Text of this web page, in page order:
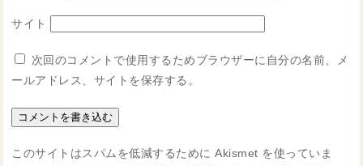
サイト
次回のコメントで使用するためブラウザーに自分の名前、メ
ールアドレス、サイトを保存する。
このサイトはスパムを低減するために Akismet を使っていま